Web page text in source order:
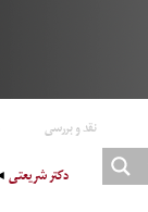
نقد و بررسی
دکتر شریعتی